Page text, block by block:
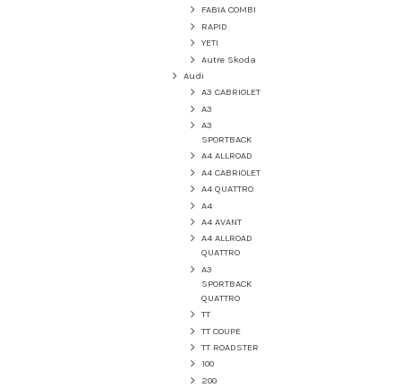
FABIA COMBI
RAPID
YETI
Autre Skoda
Audi
A3 CABRIOLET
A3
A3
SPORTBACK
A4 ALLROAD
A4 CABRIOLET
A4 QUATTRO
A4
A4 AVANT
A4 ALLROAD
QUATTRO
A3
SPORTBACK
QUATTRO
TT
TT COUPE
TT ROADSTER
100
200